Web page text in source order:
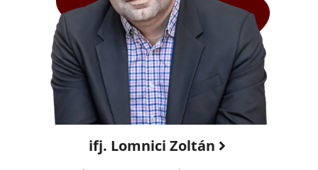
ifj. Lomnici Zoltán